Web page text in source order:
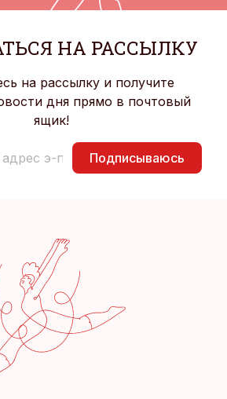
НА РАССЫЛКУ
на рассылку и получите
дня прямо в почтовый
ящик!
Подписываюсь